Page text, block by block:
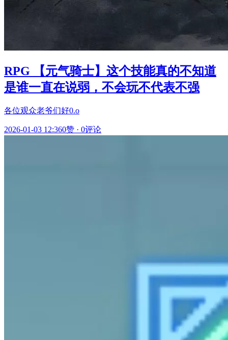
RPG 【元气骑士】这个技能真的不知道
是谁一直在说弱，不会玩不代表不强
各位观众老爷们好0.o
2026-01-03 12:360赞 · 0评论